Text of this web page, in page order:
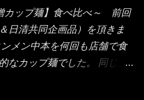
調味料の【スパイスガール
キーヌの粉末をよく掛け辛
)、炭酸カルシウム、カラメ
レシチン、酸化防止剤(ビタ
素、香料、ビタミンB2、ビ
素 、(一部にえび・小麦・
カップ麺】食べ比べ～ 前回
日清共同企画品）を頂きま
メン中本を何回も店舗で食
なカップ麺でした。 同じ日